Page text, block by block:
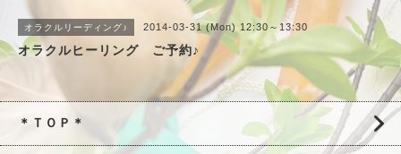
オラクルリーディング♪ 2014-03-31 (Mon) 12:30～13:30
オラクルヒーリング ご予約♪
＊ＴＯＰ＊